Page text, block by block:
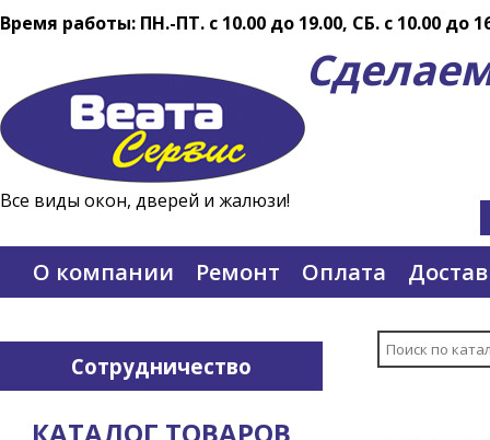
Время работы: ПН.-ПТ. c 10.00 до 19.00, СБ. с 10.00 до
Все виды окон, дверей и жалюзи!
О компании Ремонт Оплата
Сотрудничество